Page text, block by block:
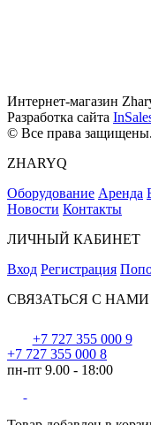
Интернет-магазин
Разработка сайта
© Все права защищены.
ZHARYQ
Оборудование Аренда
Новости Контакты
ЛИЧНЫЙ КАБИНЕТ
Вход Регистрация
СВЯЗАТЬСЯ С НАМИ
+7 727 355 000 9
+7 727 355 000 8
пн-пт 9.00 - 18:00